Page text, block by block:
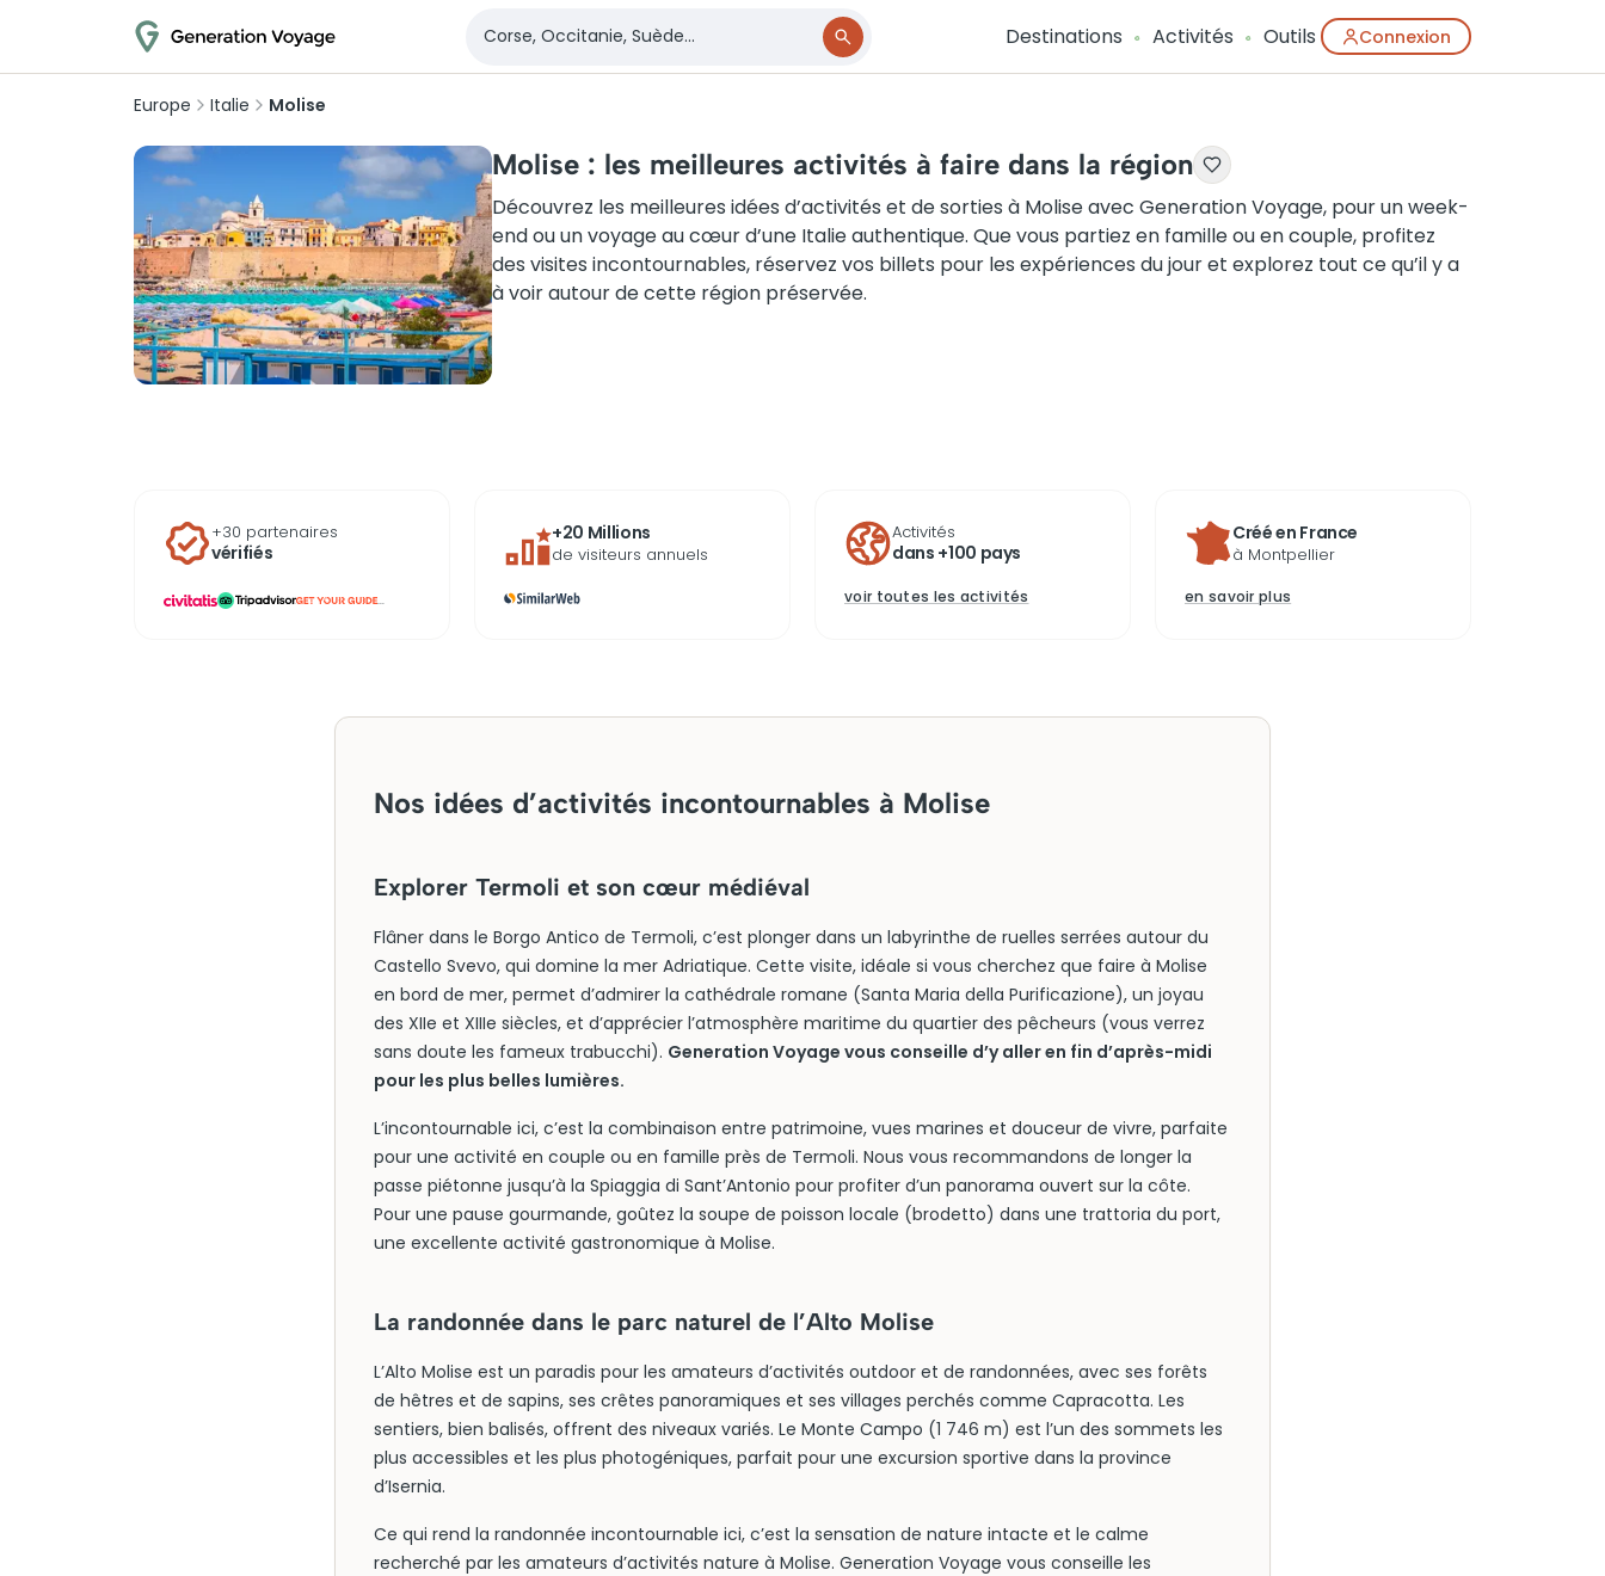
Destinations Activités Outils Connexion
Europe Italie Molise
Molise : les meilleures activités à faire dans la région
Découvrez les meilleures idées d’activités et de sorties à Molise avec Generation Voyage, pour un week-
end ou un voyage au cœur d’une Italie authentique. Que vous partiez en famille ou en couple, profitez
des visites incontournables, réservez vos billets pour les expériences du jour et explorez tout ce qu’il y a
à voir autour de cette région préservée.
+30 partenaires
vérifiés
...
+20 Millions
de visiteurs annuels
Activités
dans +100 pays
voir toutes les activités
Créé en France
à Montpellier
en savoir plus
Nos idées d’activités incontournables à Molise
Explorer Termoli et son cœur médiéval
Flâner dans le Borgo Antico de Termoli, c’est plonger dans un labyrinthe de ruelles serrées autour du
Castello Svevo, qui domine la mer Adriatique. Cette visite, idéale si vous cherchez que faire à Molise
en bord de mer, permet d’admirer la cathédrale romane (Santa Maria della Purificazione), un joyau
des XIIe et XIIIe siècles, et d’apprécier l’atmosphère maritime du quartier des pêcheurs (vous verrez
sans doute les fameux trabucchi). Generation Voyage vous conseille d’y aller en fin d’après-midi
pour les plus belles lumières.
L’incontournable ici, c’est la combinaison entre patrimoine, vues marines et douceur de vivre, parfaite
pour une activité en couple ou en famille près de Termoli. Nous vous recommandons de longer la
passe piétonne jusqu’à la Spiaggia di Sant’Antonio pour profiter d’un panorama ouvert sur la côte.
Pour une pause gourmande, goûtez la soupe de poisson locale (brodetto) dans une trattoria du port,
une excellente activité gastronomique à Molise.
La randonnée dans le parc naturel de l’Alto Molise
L’Alto Molise est un paradis pour les amateurs d’activités outdoor et de randonnées, avec ses forêts
de hêtres et de sapins, ses crêtes panoramiques et ses villages perchés comme Capracotta. Les
sentiers, bien balisés, offrent des niveaux variés. Le Monte Campo (1 746 m) est l’un des sommets les
plus accessibles et les plus photogéniques, parfait pour une excursion sportive dans la province
d’Isernia.
Ce qui rend la randonnée incontournable ici, c’est la sensation de nature intacte et le calme
recherché par les amateurs d’activités nature à Molise. Generation Voyage vous conseille les